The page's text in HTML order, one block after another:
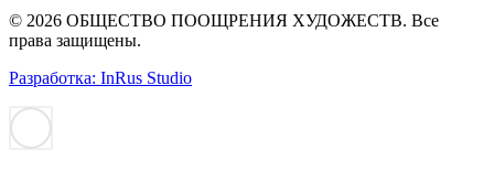
© 2026 ОБЩЕСТВО ПООЩРЕНИЯ ХУДОЖЕСТВ. Все
права защищены.
Разработка: InRus Studio